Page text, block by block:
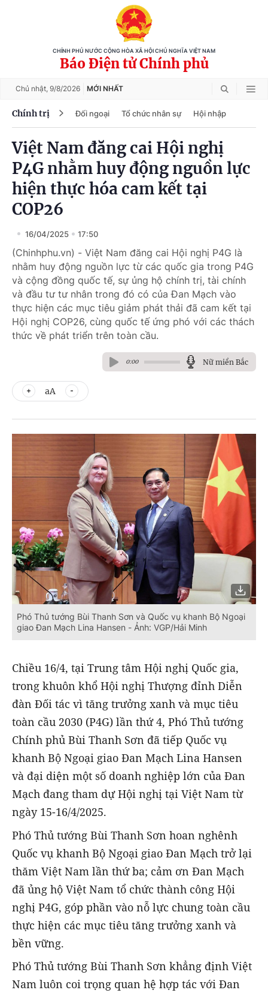
CHÍNH PHỦ NƯỚC CỘNG HÒA XÃ HỘI CHỦ NGHĨA VIỆT NAM
Báo Điện tử Chính phủ
Chủ nhật, 9/8/2026 MỚI NHẤT
Chính trị Đối ngoại Tổ chức nhân sự Hội nhập
Việt Nam đăng cai Hội nghị
P4G nhằm huy động nguồn lực
hiện thực hóa cam kết tại
COP26
16/04/2025 17:50
(Chinhphu.vn) - Việt Nam đăng cai Hội nghị P4G là
nhằm huy động nguồn lực từ các quốc gia trong P4G
và cộng đồng quốc tế, sự ủng hộ chính trị, tài chính
và đầu tư tư nhân trong đó có của Đan Mạch vào
thực hiện các mục tiêu giảm phát thải đã cam kết tại
Hội nghị COP26, cùng quốc tế ứng phó với các thách
thức về phát triển trên toàn cầu.
0:00 Nữ miền Bắc
aA
Phó Thủ tướng Bùi Thanh Sơn và Quốc vụ khanh Bộ Ngoại
giao Đan Mạch Lina Hansen - Ảnh: VGP/Hải Minh
Chiều 16/4, tại Trung tâm Hội nghị Quốc gia,
trong khuôn khổ Hội nghị Thượng đỉnh Diễn
đàn Đối tác vì tăng trưởng xanh và mục tiêu
toàn cầu 2030 (P4G) lần thứ 4, Phó Thủ tướng
Chính phủ Bùi Thanh Sơn đã tiếp Quốc vụ
khanh Bộ Ngoại giao Đan Mạch Lina Hansen
và đại diện một số doanh nghiệp lớn của Đan
Mạch đang tham dự Hội nghị tại Việt Nam từ
ngày 15-16/4/2025.
Phó Thủ tướng Bùi Thanh Sơn hoan nghênh
Quốc vụ khanh Bộ Ngoại giao Đan Mạch trở lại
thăm Việt Nam lần thứ ba; cảm ơn Đan Mạch
đã ủng hộ Việt Nam tổ chức thành công Hội
nghị P4G, góp phần vào nỗ lực chung toàn cầu
thực hiện các mục tiêu tăng trưởng xanh và
bền vững.
Phó Thủ tướng Bùi Thanh Sơn khẳng định Việt
Nam luôn coi trọng quan hệ hợp tác với Đan